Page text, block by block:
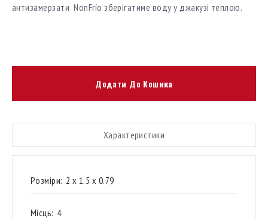
антизамерзати NonFrío зберігатиме воду у джакузі теплою.
Додати До Кошика
Характеристики
Розміри: 2 х 1.5 х 0.79
Місць: 4